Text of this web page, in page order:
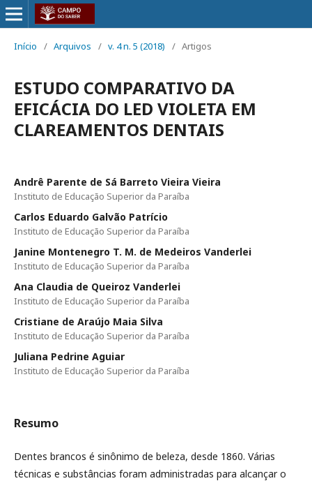
Início / Arquivos / v. 4 n. 5 (2018) / Artigos
ESTUDO COMPARATIVO DA
EFICÁCIA DO LED VIOLETA EM
CLAREAMENTOS DENTAIS
Andrê Parente de Sá Barreto Vieira Vieira
Instituto de Educação Superior da Paraíba
Carlos Eduardo Galvão Patrício
Instituto de Educação Superior da Paraíba
Janine Montenegro T. M. de Medeiros Vanderlei
Instituto de Educação Superior da Paraíba
Ana Claudia de Queiroz Vanderlei
Instituto de Educação Superior da Paraíba
Cristiane de Araújo Maia Silva
Instituto de Educação Superior da Paraíba
Juliana Pedrine Aguiar
Instituto de Educação Superior da Paraíba
Resumo
Dentes brancos é sinônimo de beleza, desde 1860. Várias
técnicas e substâncias foram administradas para alcançar o